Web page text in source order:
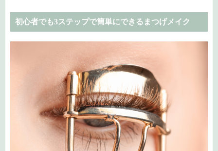
初心者でも3ステップで簡単にできるまつげメイク